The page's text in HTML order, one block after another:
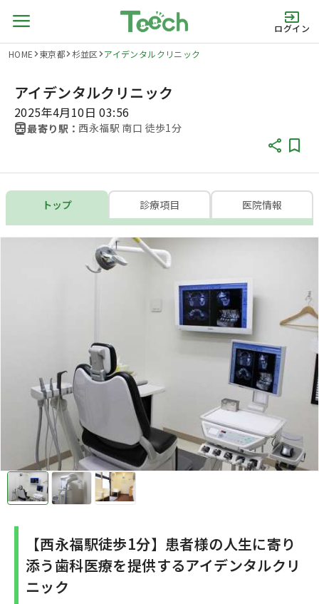
ログイン
HOME 東京都 杉並区 アイデンタルクリニック
アイデンタルクリニック
2025年4月10日 03:56
最寄り駅： 西永福駅 南口 徒歩1分
トップ 診療項目 医院情報
【西永福駅徒歩1分】患者様の人生に寄り
添う歯科医療を提供するアイデンタルクリ
ニック